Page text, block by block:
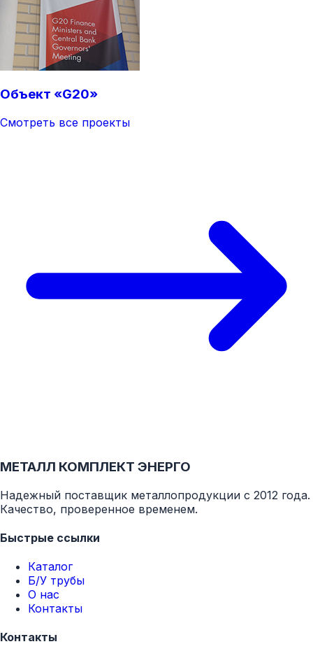
Объект «G20»
Смотреть все проекты
МЕТАЛЛ КОМПЛЕКТ ЭНЕРГО
Надежный поставщик металлопродукции с 2012 года.
Качество, проверенное временем.
Быстрые ссылки
Каталог
Б/У трубы
О нас
Контакты
Контакты